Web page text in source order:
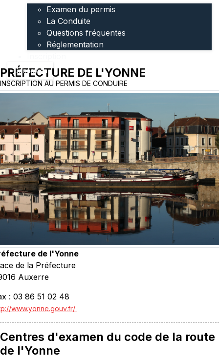
Examen du permis
La Conduite
Questions fréquentes
Réglementation
Connexion
PRÉFECTURE DE L'YONNE
INSCRIPTION AU PERMIS DE CONDUIRE
de l'Yonne
de la Préfecture
Auxerre
: 03 86 51 02 48
www.yonne.gouv.fr/
Centres d'examen du code de la route
de l'Yonne